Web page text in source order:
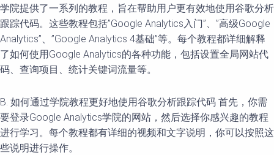
学院提供了一系列的教程，旨在帮助用户更有效地使用谷歌分析
跟踪代码。这些教程包括”Google Analytics入门”、”高级Google
Analytics”、”Google Analytics 4基础”等。每个教程都详细解释
了如何使用Google Analytics的各种功能，包括设置全局网站代
码、查询项目、统计关键词流量等。
B. 如何通过学院教程更好地使用谷歌分析跟踪代码 首先，你需
要登录Google Analytics学院的网站，然后选择你感兴趣的教程
进行学习。每个教程都有详细的视频和文字说明，你可以按照这
些说明进行操作。